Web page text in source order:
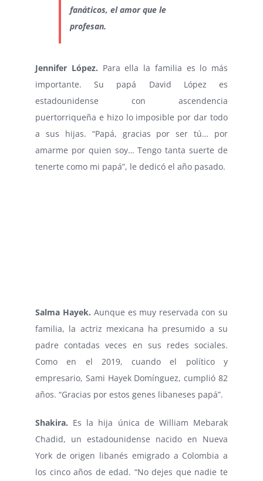
fanáticos, el amor que le
profesan.
Jennifer López. Para ella la familia es lo más
importante. Su papá David López es
estadounidense con ascendencia
puertorriqueña e hizo lo imposible por dar todo
a sus hijas. “Papá, gracias por ser tú… por
amarme por quien soy… Tengo tanta suerte de
tenerte como mi papá”, le dedicó el año pasado.
Salma Hayek. Aunque es muy reservada con su
familia, la actriz mexicana ha presumido a su
padre contadas veces en sus redes sociales.
Como en el 2019, cuando el político y
empresario, Sami Hayek Domínguez, cumplió 82
años. “Gracias por estos genes libaneses papá”.
Shakira. Es la hija única de William Mebarak
Chadid, un estadounidense nacido en Nueva
York de origen libanés emigrado a Colombia a
los cinco años de edad. “No dejes que nadie te